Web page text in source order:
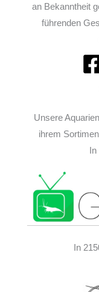
an Bekanntheit
führenden
Unsere
ihrem
In
In